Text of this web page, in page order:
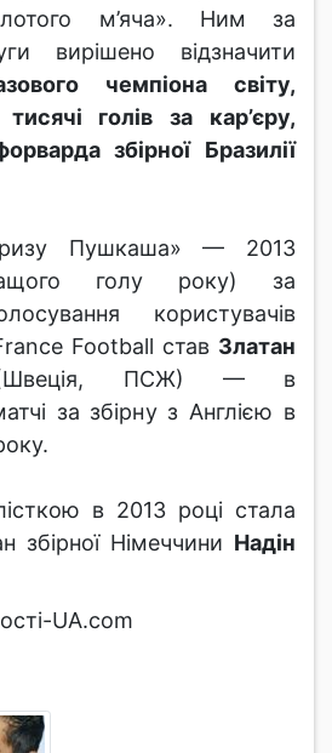
м’яча». Ним за
вирішено відзначити
чемпіона світу,
голів за кар’єру,
збірної Бразилії
Пушкаша» — 2013
голу року) за
користувачів
Football став Златан
ПСЖ) — в
за збірну з Англією в
в 2013 році стала
збірної Німеччини Надін
UA.com